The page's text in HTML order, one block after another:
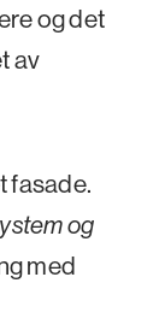
og det
av
fasade.
og
med